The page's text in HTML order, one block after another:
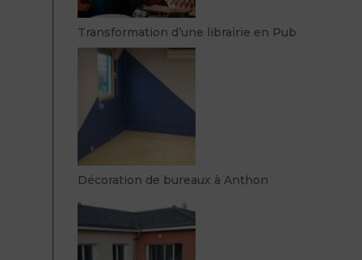
Transformation d’une librairie en Pub
Décoration de bureaux à Anthon